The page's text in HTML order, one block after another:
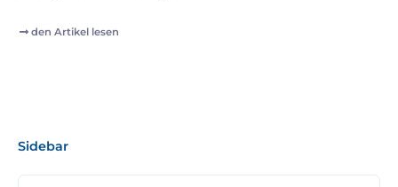
den Artikel lesen
Sidebar